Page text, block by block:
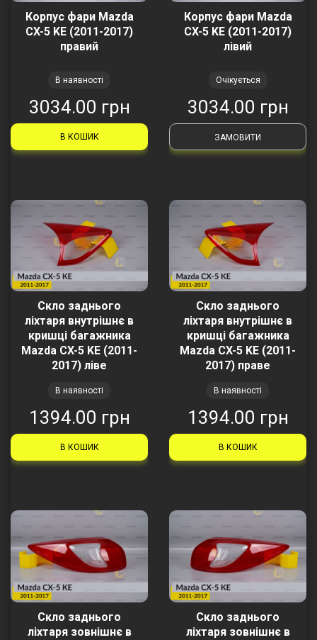
Корпус фари Mazda
CX-5 KE (2011-2017)
правий
В наявності
3034.00 грн
В КОШИК
Корпус фари Mazda
CX-5 KE (2011-2017)
лівий
Очікується
3034.00 грн
ЗАМОВИТИ
Скло заднього
ліхтаря внутрішнє в
кришці багажника
Mazda CX-5 KE (2011-
2017) ліве
В наявності
1394.00 грн
В КОШИК
Скло заднього
ліхтаря внутрішнє в
кришці багажника
Mazda CX-5 KE (2011-
2017) праве
В наявності
1394.00 грн
В КОШИК
Скло заднього
ліхтаря зовнішнє в
Скло заднього
ліхтаря зовнішнє в